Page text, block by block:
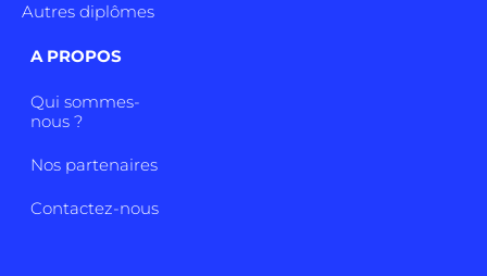
Autres diplômes
A PROPOS
Qui sommes-
nous ?
Nos partenaires
Contactez-nous